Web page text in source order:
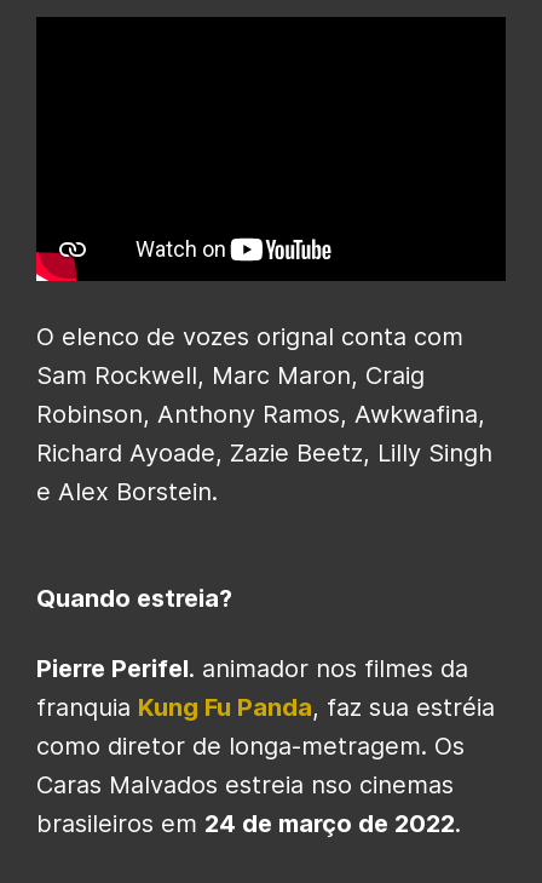
O elenco de vozes orignal conta com
Sam Rockwell, Marc Maron, Craig
Robinson, Anthony Ramos, Awkwafina,
Richard Ayoade, Zazie Beetz, Lilly Singh
e Alex Borstein.
Quando estreia?
Pierre Perifel. animador nos filmes da
franquia Kung Fu Panda, faz sua estréia
como diretor de longa-metragem. Os
Caras Malvados estreia nso cinemas
brasileiros em 24 de março de 2022.